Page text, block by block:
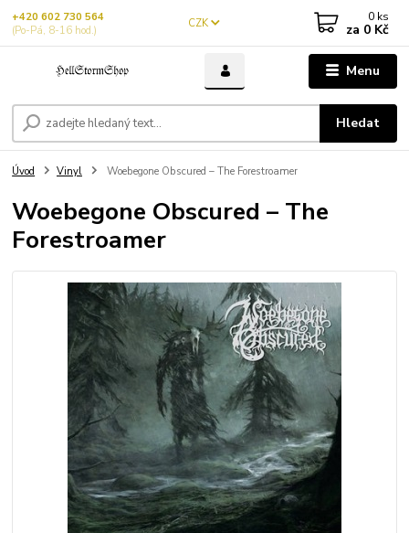
Menu
CZK
Hledat
+420 602 730 564
(Po-Pá, 8-16 hod.)
0 ks
za 0 Kč
Úvod Vinyl Woebegone Obscured – The Forestroamer
Woebegone Obscured – The
Forestroamer